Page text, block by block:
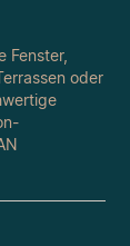
Fenster,
oder